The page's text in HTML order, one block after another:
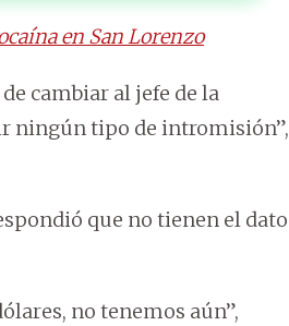
en San Lorenzo
cambiar al jefe de la
ningún tipo de intromisión”,
que no tienen el dato
no tenemos aún”,